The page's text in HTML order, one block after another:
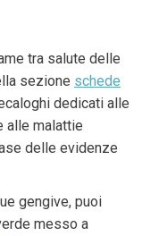
tra salute delle
sezione schede
dedicati alle
alle malattie
delle evidenze
gengive, puoi
messo a